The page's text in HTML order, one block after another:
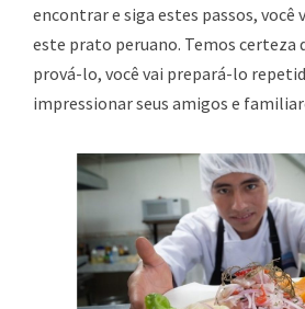
encontrar e siga estes passos, você
este prato peruano. Temos certeza
prová-lo, você vai prepará-lo
impressionar seus amigos e